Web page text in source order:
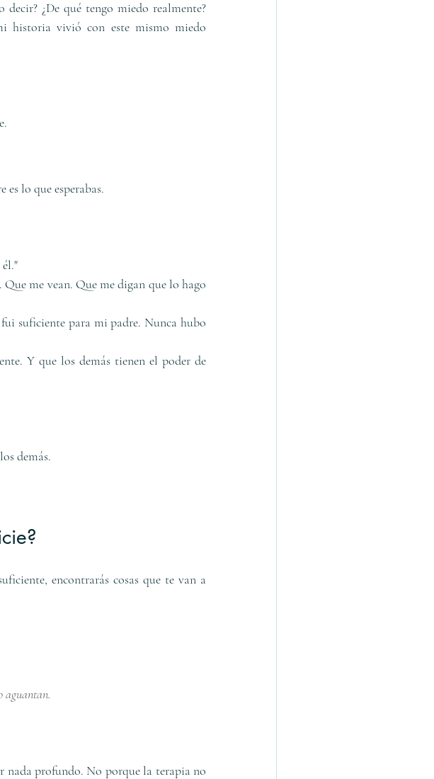
decir? ¿De qué tengo miedo realmente?
historia vivió con este mismo miedo
lo que esperabas.
Que me vean. Que me digan que lo hago
suficiente para mi padre. Nunca hubo
Y que los demás tienen el poder de
demás.
encontrarás cosas que te van a
aguantan.
nada profundo. No porque la terapia no